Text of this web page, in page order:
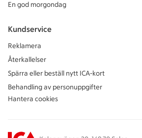
En god morgondag
Kundservice
Reklamera
Återkallelser
Spärra eller beställ nytt ICA-kort
Behandling av personuppgifter
Hantera cookies